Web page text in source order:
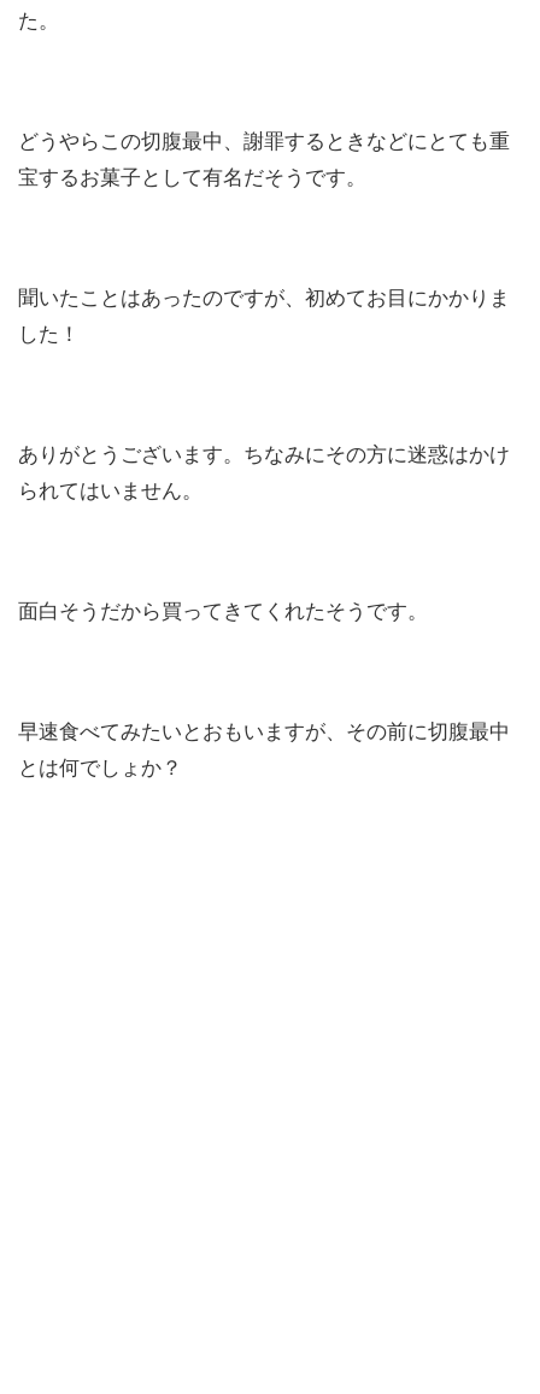
た。
どうやらこの切腹最中、謝罪するときなどにとても重
宝するお菓子として有名だそうです。
聞いたことはあったのですが、初めてお目にかかりま
した！
ありがとうございます。ちなみにその方に迷惑はかけ
られてはいません。
面白そうだから買ってきてくれたそうです。
早速食べてみたいとおもいますが、その前に切腹最中
とは何でしょか？